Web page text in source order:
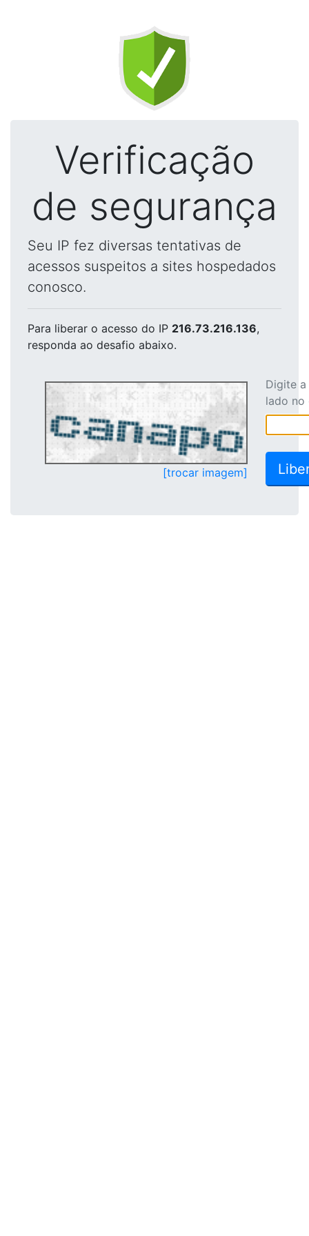
Verificação
de segurança
Seu IP fez diversas tentativas de
acessos suspeitos a sites hospedados
conosco.
Para liberar o acesso do IP 216.73.216.136,
responda ao desafio abaixo.
[trocar imagem]
Digite
lado no